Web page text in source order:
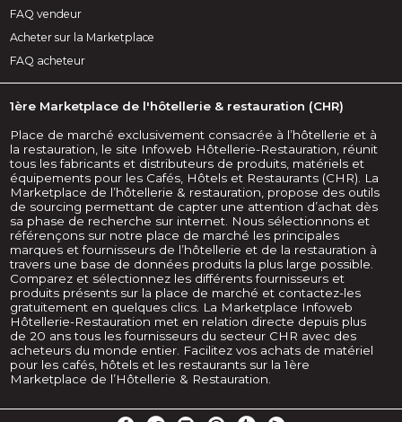
FAQ vendeur
Acheter sur la Marketplace
FAQ acheteur
1ère Marketplace de l'hôtellerie & restauration (CHR)
Place de marché exclusivement consacrée à l’hôtellerie et à
la restauration, le site Infoweb Hôtellerie-Restauration, réunit
tous les fabricants et distributeurs de produits, matériels et
équipements pour les Cafés, Hôtels et Restaurants (CHR). La
Marketplace de l’hôtellerie & restauration, propose des outils
de sourcing permettant de capter une attention d’achat dès
sa phase de recherche sur internet. Nous sélectionnons et
référençons sur notre place de marché les principales
marques et fournisseurs de l’hôtellerie et de la restauration à
travers une base de données produits la plus large possible.
Comparez et sélectionnez les différents fournisseurs et
produits présents sur la place de marché et contactez-les
gratuitement en quelques clics. La Marketplace Infoweb
Hôtellerie-Restauration met en relation directe depuis plus
de 20 ans tous les fournisseurs du secteur CHR avec des
acheteurs du monde entier. Facilitez vos achats de matériel
pour les cafés, hôtels et les restaurants sur la 1ère
Marketplace de l’Hôtellerie & Restauration.